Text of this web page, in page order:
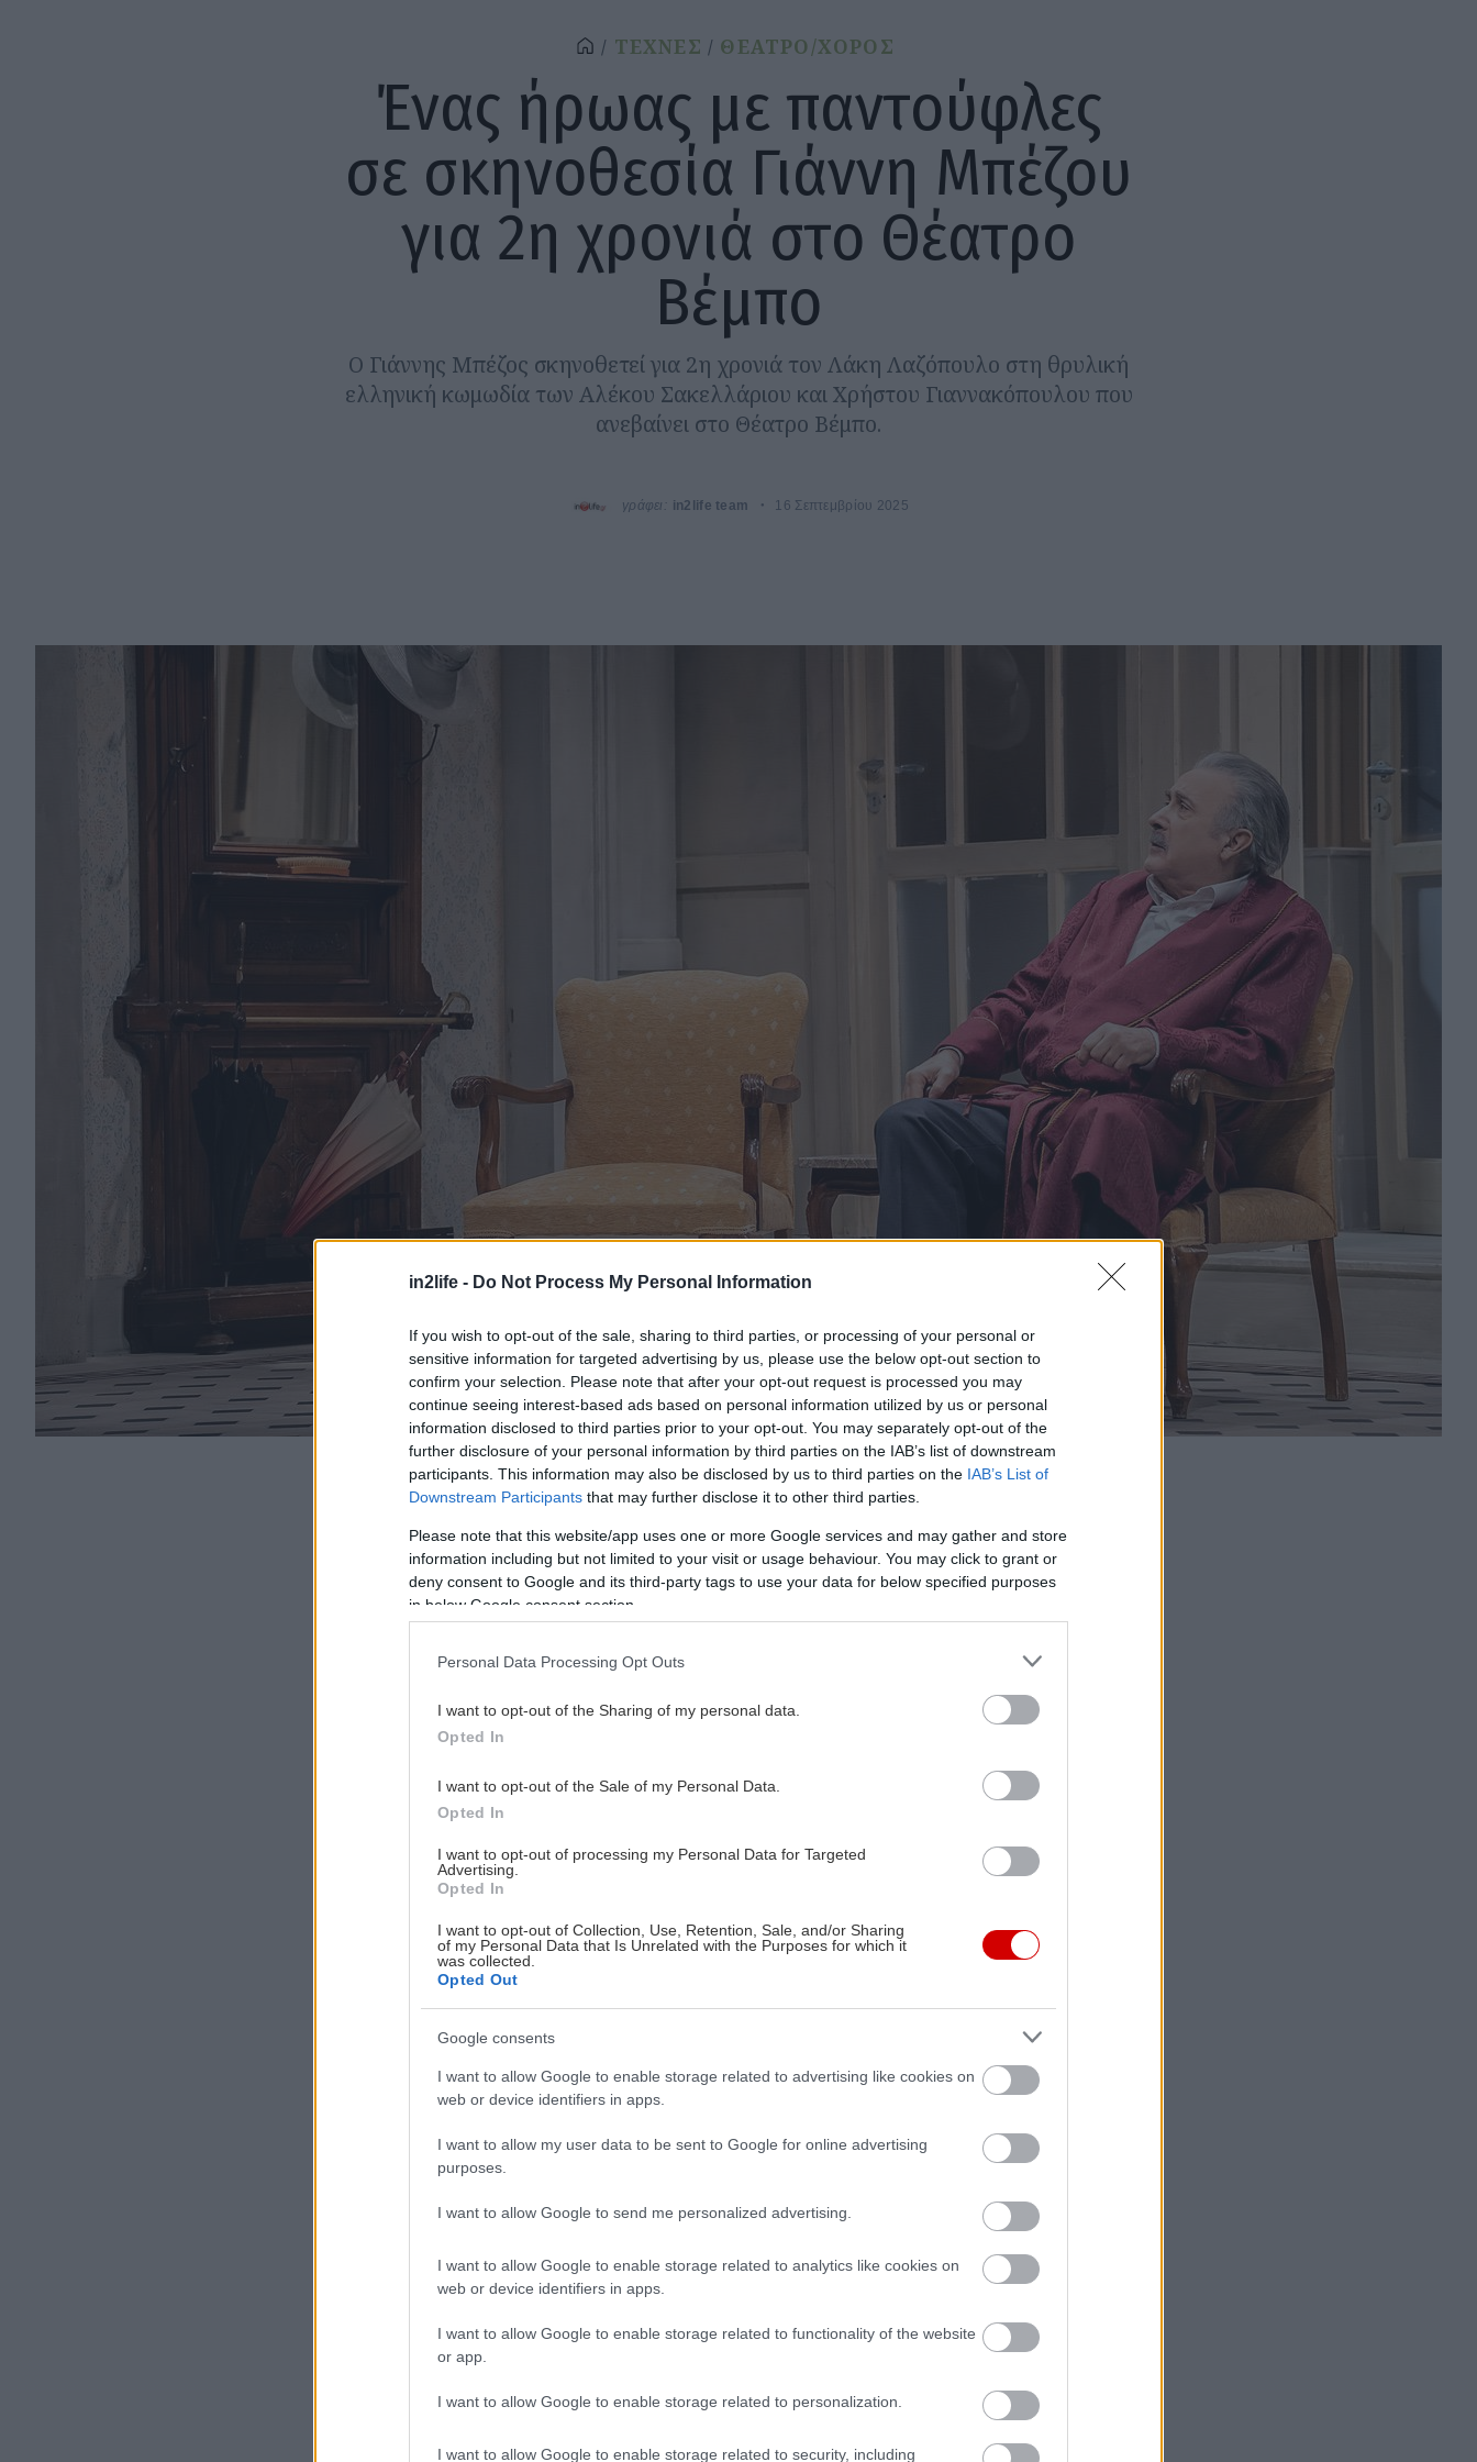
in2life - Do Not Process My Personal Information
If you wish to opt-out of the sale, sharing to third parties, or processing of your personal or
sensitive information for targeted advertising by us, please use the below opt-out section to
confirm your selection. Please note that after your opt-out request is processed you may
continue seeing interest-based ads based on personal information utilized by us or personal
information disclosed to third parties prior to your opt-out. You may separately opt-out of the
further disclosure of your personal information by third parties on the IAB’s list of downstream
participants. This information may also be disclosed by us to third parties on the IAB’s List of
Downstream Participants that may further disclose it to other third parties.
Please note that this website/app uses one or more Google services and may gather and store
information including but not limited to your visit or usage behaviour. You may click to grant or
deny consent to Google and its third-party tags to use your data for below specified purposes
in below Google consent section.
Personal Data Processing Opt Outs
I want to opt-out of the Sharing of my personal data.
Opted In
I want to opt-out of the Sale of my Personal Data.
Opted In
I want to opt-out of processing my Personal Data for Targeted
Advertising.
Opted In
I want to opt-out of Collection, Use, Retention, Sale, and/or Sharing
of my Personal Data that Is Unrelated with the Purposes for which it
was collected.
Opted Out
Google consents
I want to allow Google to enable storage related to advertising like cookies on
web or device identifiers in apps.
I want to allow my user data to be sent to Google for online advertising
purposes.
I want to allow Google to send me personalized advertising.
I want to allow Google to enable storage related to analytics like cookies on
web or device identifiers in apps.
I want to allow Google to enable storage related to functionality of the website
or app.
I want to allow Google to enable storage related to personalization.
I want to allow Google to enable storage related to security, including
ΤΕΧΝΕΣ ΘΕΑΤΡΟ/ΧΟΡΟΣ
Ένας ήρωας με παντούφλες
σε σκηνοθεσία Γιάννη Μπέζου
για 2η χρονιά στο Θέατρο
Βέμπο
Ο Γιάννης Μπέζος σκηνοθετεί για 2η χρονιά τον Λάκη Λαζόπουλο στη θρυλική
ελληνική κωμωδία των Αλέκου Σακελλάριου και Χρήστου Γιαννακόπουλου που
ανεβαίνει στο Θέατρο Βέμπο.
γράφει: in2life team 16 Σεπτεμβρίου 2025
Ο
Λάκης Λαζόπουλος ανεβαίνει και φέτος στη σκηνή του Θεάτρου
Βέμπο, για να ερμηνεύσει, για πρώτη φορά στο θέατρο, έναν ρόλο
από κλασική κωμωδία του ελληνικού κινηματογράφου. Πρόκειται για
στην μεγάλη οθόνη ο Βασίλης Λογοθετίδης, αφήνοντας ως παρακαταθήκη μια
ορόσημο για τις επόμενες γενιές κωμικών.